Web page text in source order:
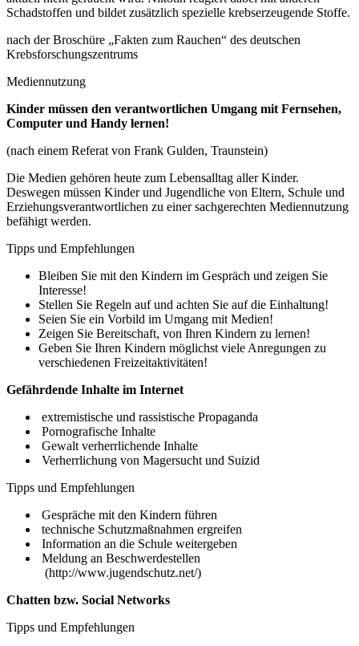
Schadstoffen und bildet zusätzlich spezielle krebserzeugende Stoffe.
nach der Broschüre „Fakten zum Rauchen“ des deutschen
Krebsforschungszentrums
Mediennutzung
Kinder müssen den verantwortlichen Umgang mit Fernsehen,
Computer und Handy lernen!
(nach einem Referat von Frank Gulden, Traunstein)
Die Medien gehören heute zum Lebensalltag aller Kinder.
Deswegen müssen Kinder und Jugendliche von Eltern, Schule und
Erziehungsverantwortlichen zu einer sachgerechten Mediennutzung
befähigt werden.
Tipps und Empfehlungen
Bleiben Sie mit den Kindern im Gespräch und zeigen Sie
Interesse!
Stellen Sie Regeln auf und achten Sie auf die Einhaltung!
Seien Sie ein Vorbild im Umgang mit Medien!
Zeigen Sie Bereitschaft, von Ihren Kindern zu lernen!
Geben Sie Ihren Kindern möglichst viele Anregungen zu
verschiedenen Freizeitaktivitäten!
Gefährdende Inhalte im Internet
extremistische und rassistische Propaganda
Pornografische Inhalte
Gewalt verherrlichende Inhalte
Verherrlichung von Magersucht und Suizid
Tipps und Empfehlungen
Gespräche mit den Kindern führen
technische Schutzmaßnahmen ergreifen
Information an die Schule weitergeben
Meldung an Beschwerdestellen
(http://www.jugendschutz.net/)
Chatten bzw. Social Networks
Tipps und Empfehlungen